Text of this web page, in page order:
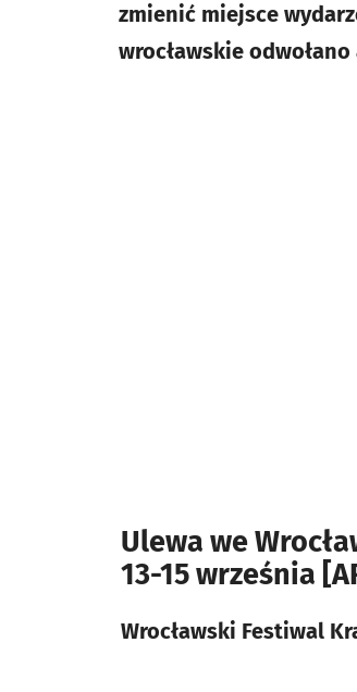
zmienić miejsce
wrocławskie
Ulewa we
13-15 września
Wrocławski Festiwal